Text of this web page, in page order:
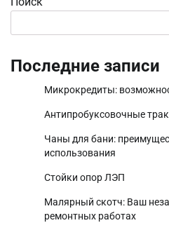
Последние записи
Микрокредиты:
Антипробуксовочные
Чаны для бани:
использования
Стойки опор ЛЭП
Малярный скотч: Ваш
ремонтных работах